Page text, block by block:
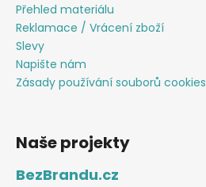
Přehled materiálu
Reklamace / Vrácení zboží
Slevy
Napište nám
Zásady používání souborů cookies
Naše projekty
BezBrandu.cz